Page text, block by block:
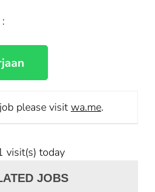
please visit wa.me.
visit(s) today
JOBS